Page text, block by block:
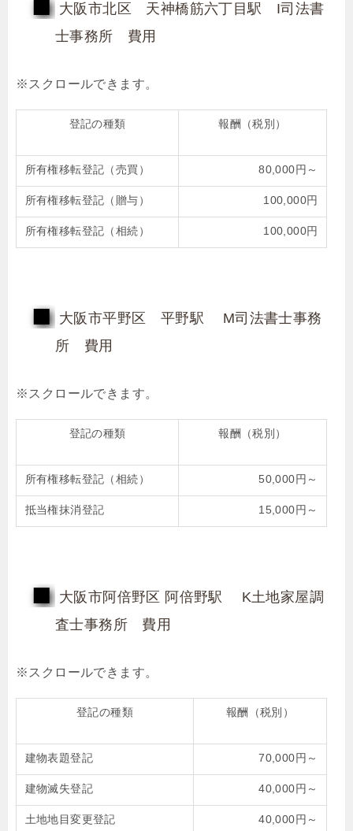
大阪市北区 天神橋筋六丁目駅 I司法書
士事務所 費用
登記の種類 報酬（税別）
所有権移転登記（売買） 80,000円～
所有権移転登記（贈与） 100,000円
所有権移転登記（相続） 100,000円
大阪市平野区 平野駅 M司法書士事務
所 費用
登記の種類 報酬（税別）
所有権移転登記（相続） 50,000円～
抵当権抹消登記 15,000円～
大阪市阿倍野区 阿倍野駅 K土地家屋調
査士事務所 費用
登記の種類 報酬（税別）
建物表題登記 70,000円～
建物滅失登記 40,000円～
土地地目変更登記 40,000円～